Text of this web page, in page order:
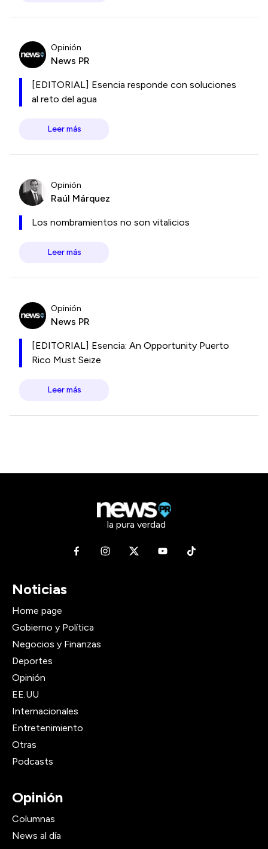
Opinión
News PR
[EDITORIAL] Esencia responde con soluciones
al reto del agua
Leer más
Opinión
Raúl Márquez
Los nombramientos no son vitalicios
Leer más
Opinión
News PR
[EDITORIAL] Esencia: An Opportunity Puerto
Rico Must Seize
Leer más
la pura verdad
Noticias
Home page
Gobierno y Política
Negocios y Finanzas
Deportes
Opinión
EE.UU
Internacionales
Entretenimiento
Otras
Podcasts
Opinión
Columnas
News al día